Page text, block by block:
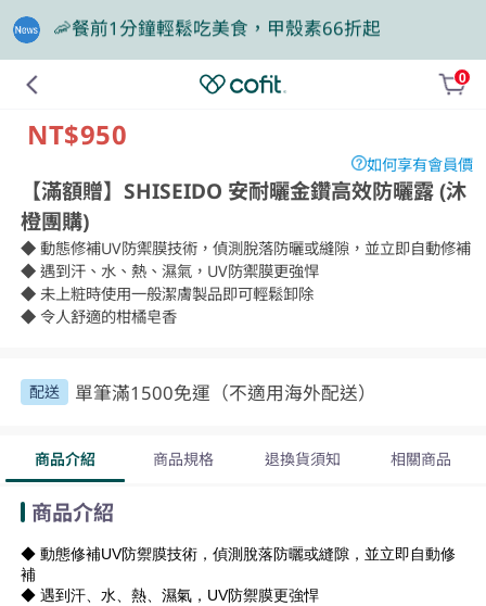
🎁買大餐包送蛋白飲，滿額再抽豪華住宿券
❤️老爸我來守護，專區商品任2件88折
0
NT$950
如何享有會員價
【滿額贈】SHISEIDO 安耐曬金鑽高效防曬露 (沐
橙團購)
◆ 動態修補UV防禦膜技術，偵測脫落防曬或縫隙，並立即自動修補
◆ 遇到汗、水、熱、濕氣，UV防禦膜更強悍
◆ 未上粧時使用一般潔膚製品即可輕鬆卸除
◆ 令人舒適的柑橘皂香
配送 單筆滿1500免運（不適用海外配送）
商品介紹 商品規格 退換貨須知 相關商品
商品介紹
◆ 動態修補UV防禦膜技術，偵測脫落防曬或縫隙，並立即自動修
補
◆ 遇到汗、水、熱、濕氣，UV防禦膜更強悍